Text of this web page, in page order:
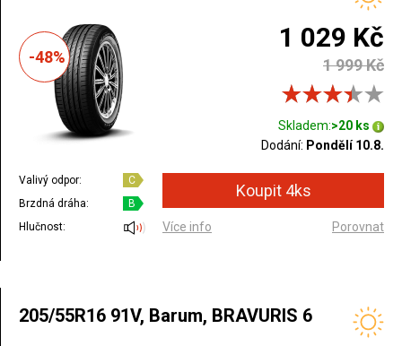
-48%
1 029 Kč
1 999 Kč
Skladem:>20 ks
Dodání: Pondělí 10.8.
Valivý odpor:
C
Brzdná dráha:
B
Hlučnost:
Více info Porovnat
205/55R16 91V, Barum, BRAVURIS 6